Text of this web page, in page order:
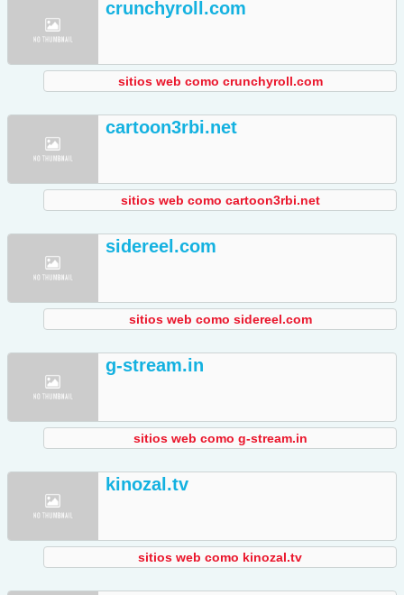
crunchyroll.com
sitios web como crunchyroll.com
cartoon3rbi.net
sitios web como cartoon3rbi.net
sidereel.com
sitios web como sidereel.com
g-stream.in
sitios web como g-stream.in
kinozal.tv
sitios web como kinozal.tv